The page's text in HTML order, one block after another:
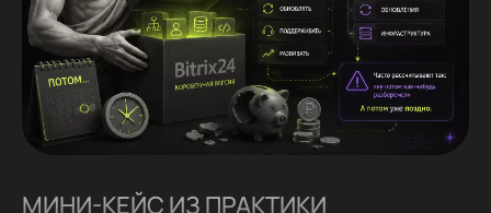
МИНИ-КЕЙС ИЗ ПРАКТИКИ